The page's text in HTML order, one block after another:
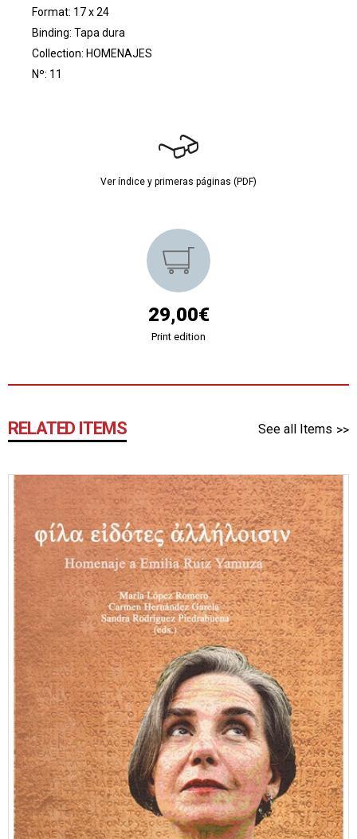
Format: 17 x 24
Binding: Tapa dura
Collection: HOMENAJES
Nº: 11
Ver índice y primeras páginas (PDF)
29,00€
Print edition
RELATED ITEMS See all Items